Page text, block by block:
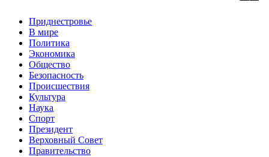
Приднестровье
В мире
Политика
Экономика
Общество
Безопасность
Происшествия
Культура
Наука
Спорт
Президент
Верховный Совет
Правительство